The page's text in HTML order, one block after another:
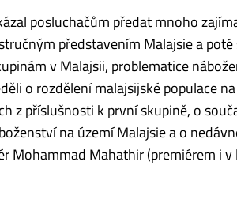
posluchačům předat mnoho
představením Malajsie a poté
v Malajsii, problematice
o rozdělení malajsijské populace
z příslušnosti k první skupině, o
na území Malajsie a o
Mohammad Mahathir (premiérem i v